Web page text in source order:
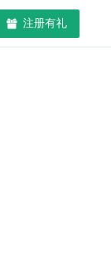
注册有礼